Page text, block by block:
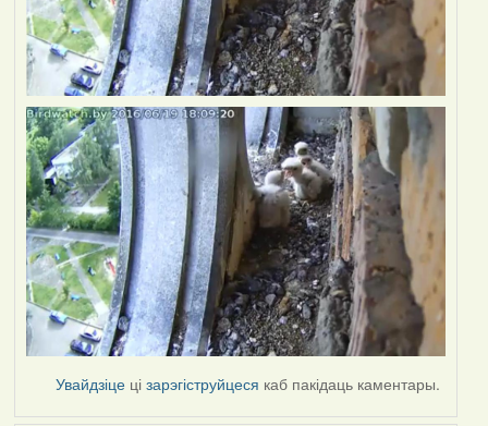
Увайдзіце цізарэгіструйцеся каб пакідаць каментары.